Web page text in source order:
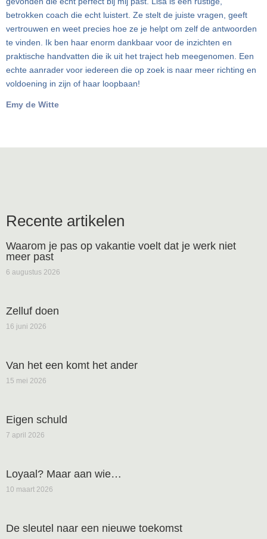
betrokken coach die echt luistert. Ze stelt de juiste vragen, geeft
vertrouwen en weet precies hoe ze je helpt om zelf de antwoorden
te vinden. Ik ben haar enorm dankbaar voor de inzichten en
praktische handvatten die ik uit het traject heb meegenomen. Een
echte aanrader voor iedereen die op zoek is naar meer richting en
voldoening in zijn of haar loopbaan!
Emy de Witte
Recente artikelen
Waarom je pas op vakantie voelt dat je werk niet
meer past
6 augustus 2026
Zelluf doen
16 juni 2026
Van het een komt het ander
15 mei 2026
Eigen schuld
7 april 2026
Loyaal? Maar aan wie…
10 maart 2026
De sleutel naar een nieuwe toekomst